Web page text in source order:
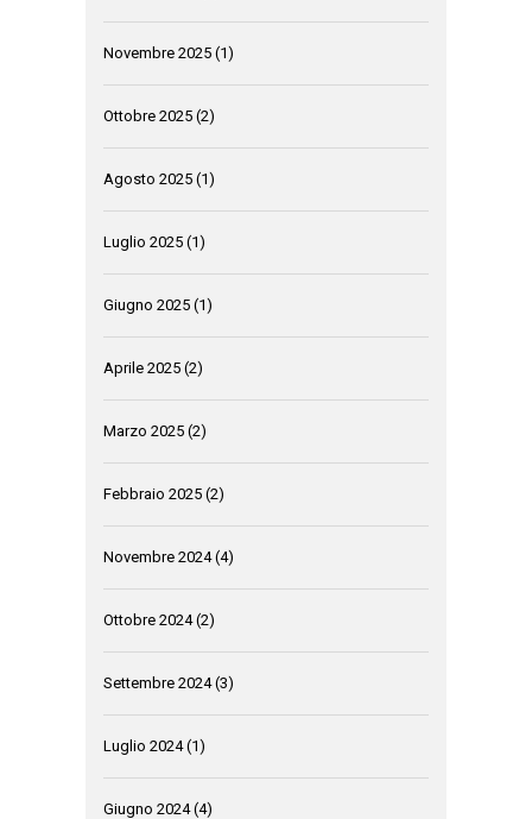
Novembre 2025 (1)
Ottobre 2025 (2)
Agosto 2025 (1)
Luglio 2025 (1)
Giugno 2025 (1)
Aprile 2025 (2)
Marzo 2025 (2)
Febbraio 2025 (2)
Novembre 2024(4)
Ottobre 2024(2)
Settembre 2024(3)
Luglio 2024(1)
Giugno 2024(4)